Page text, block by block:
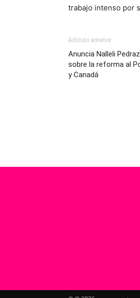
trabajo intenso por
Artículo anterior
Anuncia Nalleli
sobre la reforma al
y Canadá